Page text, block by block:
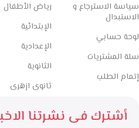
سياسة الاسترجاع و
الاستبدال
لوحة حسابي
سلة المشتريات
إتمام الطلب
رياض الأطفال
الإبتدائية
الإعدادية
الثانوية
ثانوى ازهرى
أشترك فى نشرتنا